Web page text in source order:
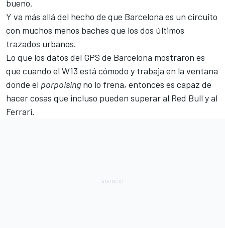
bueno.
Y va más allá del hecho de que Barcelona es un circuito
con muchos menos baches que los dos últimos
trazados urbanos.
Lo que los datos del GPS de Barcelona mostraron es
que cuando el W13 está cómodo y trabaja en la ventana
donde el porpoising no lo frena, entonces es capaz de
hacer cosas que incluso pueden superar al Red Bull y al
Ferrari.